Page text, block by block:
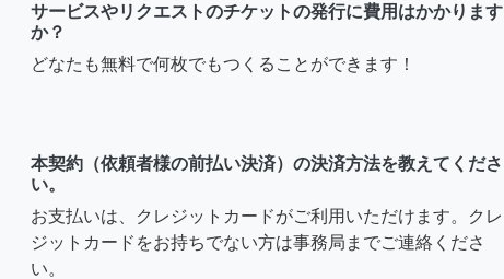
サービスやリクエストのチケットの発行に費用はかかります
か？
どなたも無料で何枚でもつくることができます！
本契約（依頼者様の前払い決済）の決済方法を教えてくださ
い。
お支払いは、クレジットカードがご利用いただけます。クレ
ジットカードをお持ちでない方は事務局までご連絡くださ
い。